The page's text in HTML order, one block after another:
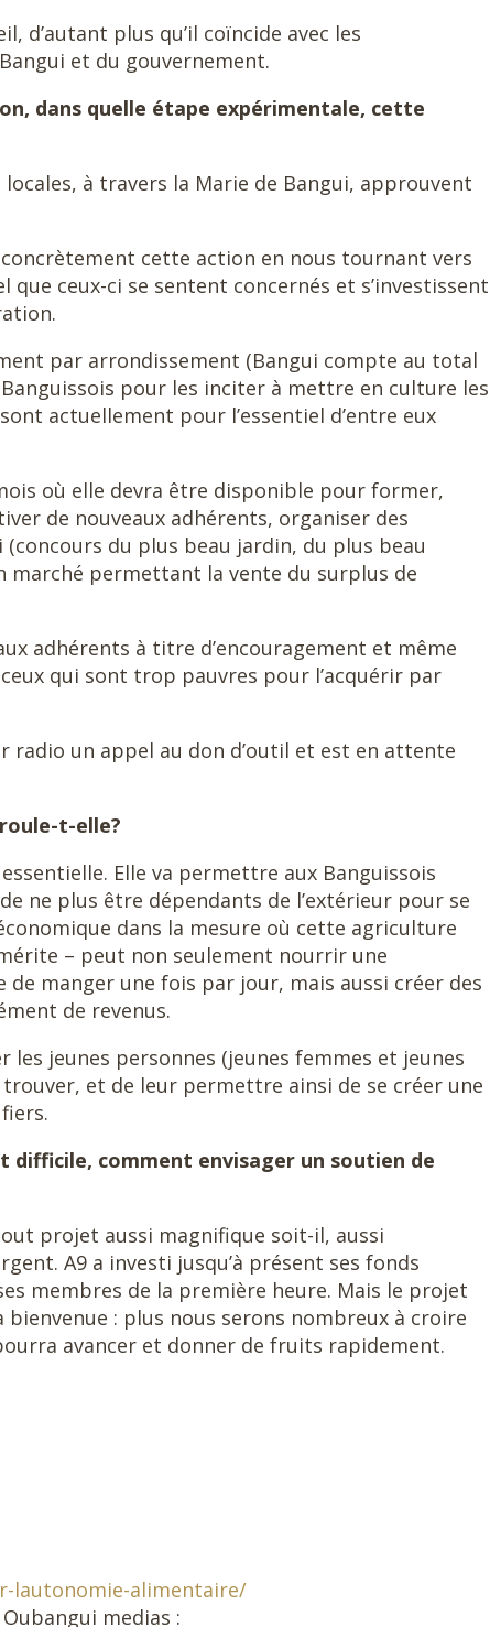
d’autant plus qu’il coïncide avec les
et du gouvernement.
dans quelle étape expérimentale, cette
à travers la Marie de Bangui, approuvent
cette action en nous tournant vers
ceux-ci se sentent concernés et s’investissent
par arrondissement (Bangui compte au total
pour les inciter à mettre en culture les
actuellement pour l’essentiel d’entre eux
où elle devra être disponible pour former,
de nouveaux adhérents, organiser des
du plus beau jardin, du plus beau
marché permettant la vente du surplus de
adhérents à titre d’encouragement et même
qui sont trop pauvres pour l’acquérir par
radio un appel au don d’outil et est en attente
t-elle?
Elle va permettre aux Banguissois
ne plus être dépendants de l’extérieur pour se
dans la mesure où cette agriculture
– peut non seulement nourrir une
de manger une fois par jour, mais aussi créer des
de revenus.
jeunes personnes (jeunes femmes et jeunes
et de leur permettre ainsi de se créer une
difficile, comment envisager un soutien de
projet aussi magnifique soit-il, aussi
A9 a investi jusqu’à présent ses fonds
membres de la première heure. Mais le projet
: plus nous serons nombreux à croire
avancer et donner de fruits rapidement.
lautonomie-alimentaire/
medias :